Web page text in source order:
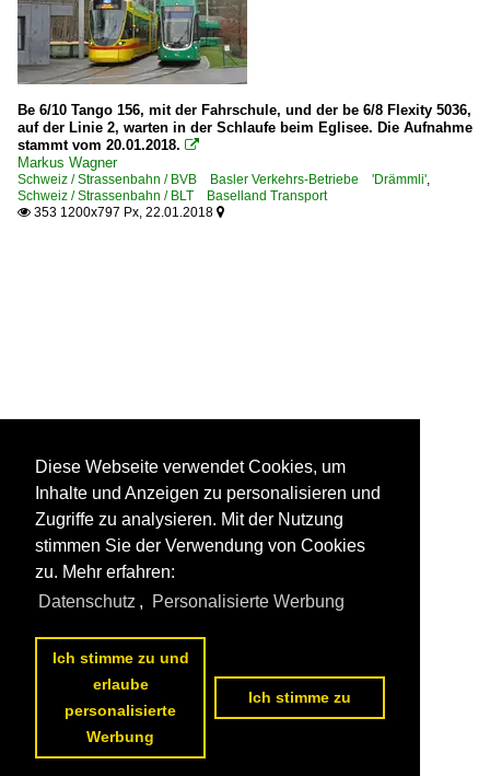
Be 6/10 Tango 156, mit der Fahrschule, und der be 6/8 Flexity 5036,
auf der Linie 2, warten in der Schlaufe beim Eglisee. Die Aufnahme
stammt vom 20.01.2018. 
Markus Wagner
Schweiz / Strassenbahn / BVB Basler Verkehrs-Betriebe 'Drämmli'
Schweiz / Strassenbahn / BLT Baselland Transport
 353 1200x797 Px, 22.01.2018 
Diese Webseite verwendet Cookies, um
Inhalte und Anzeigen zu personalisieren und
Zugriffe zu analysieren. Mit der Nutzung
stimmen Sie der Verwendung von Cookies
zu. Mehr erfahren:
Datenschutz , Personalisierte Werbung
Ich stimme zu und
erlaube
personalisierte
Werbung
Ich stimme zu